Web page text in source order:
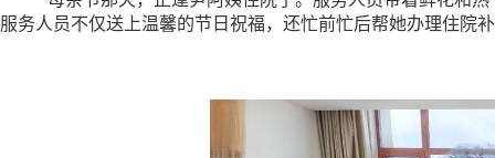
服务人员不仅送上温馨的节日祝福，还忙前忙后帮她办理住院